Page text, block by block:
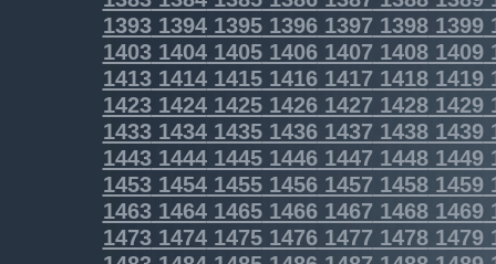
1393139413951396139713981399
14031404140514061407 14081409
14131414141514161417 14181419
1423142414251426142714281429
14331434143514361437 14381439
14431444144514461447 14481449
14531454145514561457 14581459
14631464146514661467 14681469
14731474147514761477 14781479